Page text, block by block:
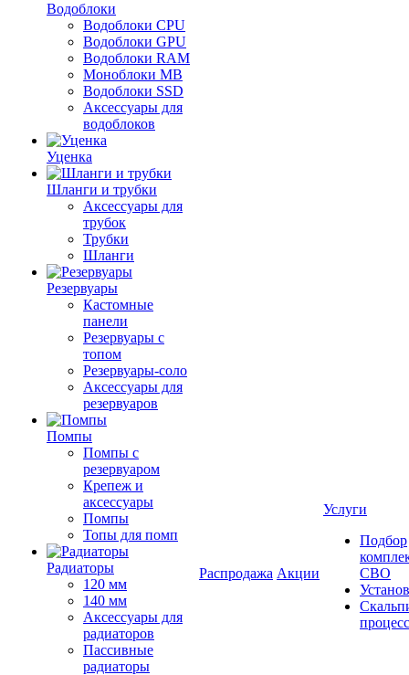
Водоблоки
Водоблоки CPU
Водоблоки GPU
Водоблоки RAM
Моноблоки MB
Водоблоки SSD
Аксессуары для
водоблоков
Уценка
Шланги и трубки
Аксессуары для
трубок
Трубки
Шланги
Резервуары
Кастомные
панели
Резервуары с
топом
Резервуары-соло
Аксессуары для
резервуаров
Помпы
Помпы с
резервуаром
Крепеж и
аксессуары
Помпы
Топы для помп
Радиаторы
120 мм
140 мм
Аксессуары для
радиаторов
Пассивные
радиаторы
Распродажа Акции
Услуги
Подбор
СВО